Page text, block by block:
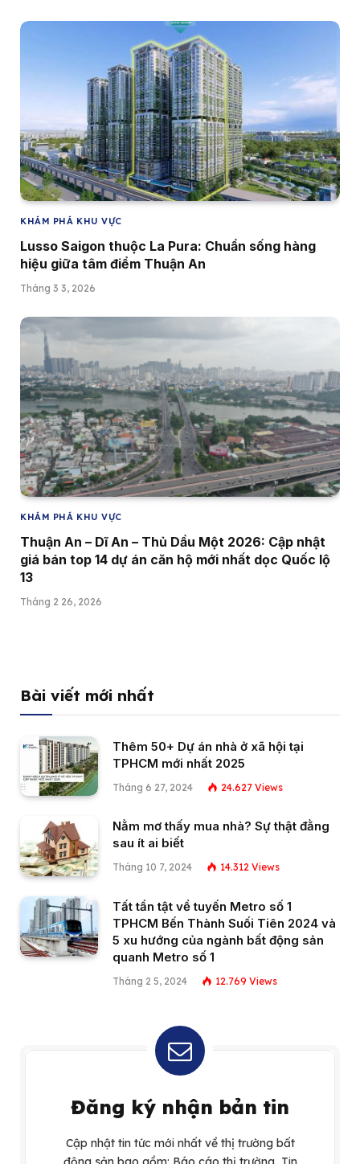
KHÁM PHÁ KHU VỰC
Lusso Saigon thuộc La Pura: Chuẩn sống hàng
hiệu giữa tâm điểm Thuận An
Tháng 3 3, 2026
KHÁM PHÁ KHU VỰC
Thuận An – Dĩ An – Thủ Dầu Một 2026: Cập nhật
giá bán top 14 dự án căn hộ mới nhất dọc Quốc lộ
13
Tháng 2 26, 2026
Bài viết mới nhất
Thêm 50+ Dự án nhà ở xã hội tại
TPHCM mới nhất 2025
Tháng 6 27, 2024 24.627 Views
Nằm mơ thấy mua nhà? Sự thật đằng
sau ít ai biết
Tháng 10 7, 2024 14.312 Views
Tất tần tật về tuyến Metro số 1
TPHCM Bến Thành Suối Tiên 2024 và
5 xu hướng của ngành bất động sản
quanh Metro số 1
Tháng 2 5, 2024 12.769 Views
Đăng ký nhận bản tin
Cập nhật tin tức mới nhất về thị trường bất